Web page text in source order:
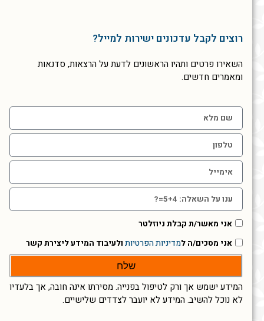
רוצים לקבל עדכונים ישירות למייל?
השאירו פרטים ותהיו הראשונים לדעת על הרצאות, סדנאות
ומאמרים חדשים.
אני מאשר/ת קבלת ניוזלטר
אני מסכים/ה למדיניות הפרטיות ולעיבוד המידע ליצירת קשר
שלח
המידע ישמש אך ורק לטיפול בפנייה. מסירתו אינה חובה, אך בלעדיו
לא נוכל להשיב. המידע לא יועבר לצדדים שלישיים.